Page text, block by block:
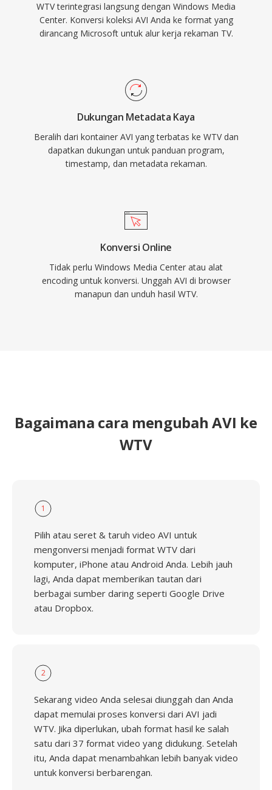
WTV terintegrasi langsung dengan Windows Media
Center. Konversi koleksi AVI Anda ke format yang
dirancang Microsoft untuk alur kerja rekaman TV.
Dukungan Metadata Kaya
Beralih dari kontainer AVI yang terbatas ke WTV dan
dapatkan dukungan untuk panduan program,
timestamp, dan metadata rekaman.
Konversi Online
Tidak perlu Windows Media Center atau alat
encoding untuk konversi. Unggah AVI di browser
manapun dan unduh hasil WTV.
Bagaimana cara mengubah AVI ke
WTV
1
Pilih atau seret & taruh video AVI untuk
mengonversi menjadi format WTV dari
komputer, iPhone atau Android Anda. Lebih jauh
lagi, Anda dapat memberikan tautan dari
berbagai sumber daring seperti Google Drive
atau Dropbox.
2
Sekarang video Anda selesai diunggah dan Anda
dapat memulai proses konversi dari AVI jadi
WTV. Jika diperlukan, ubah format hasil ke salah
satu dari 37 format video yang didukung. Setelah
itu, Anda dapat menambahkan lebih banyak video
untuk konversi berbarengan.